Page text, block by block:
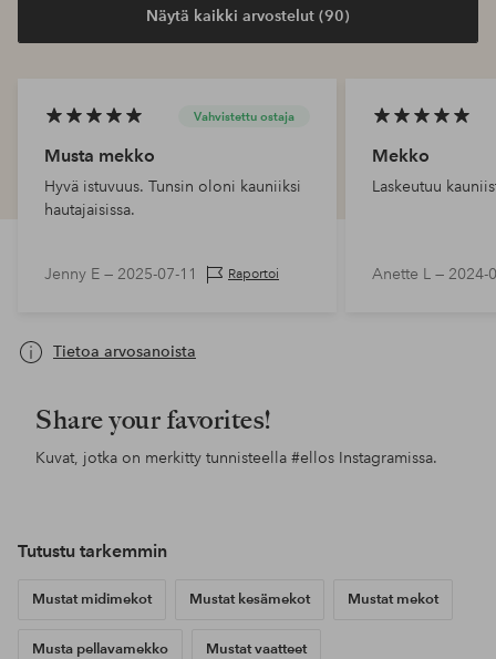
Näytä kaikki arvostelut (90)
Vahvistettu ostaja
Musta mekko
Hyvä istuvuus. Tunsin oloni kauniiksi
hautajaisissa.
Jenny E — 2025-07-11 Raportoi
Mekko
Laskeutuu
Anette L — 2024-
Tietoa arvosanoista
Share your favorites!
Kuvat, jotka on merkitty tunnisteella #ellos Instagramissa.
Tutustu tarkemmin
Mustat midimekot Mustat kesämekot Mustat mekot
Musta pellavamekko Mustat vaatteet